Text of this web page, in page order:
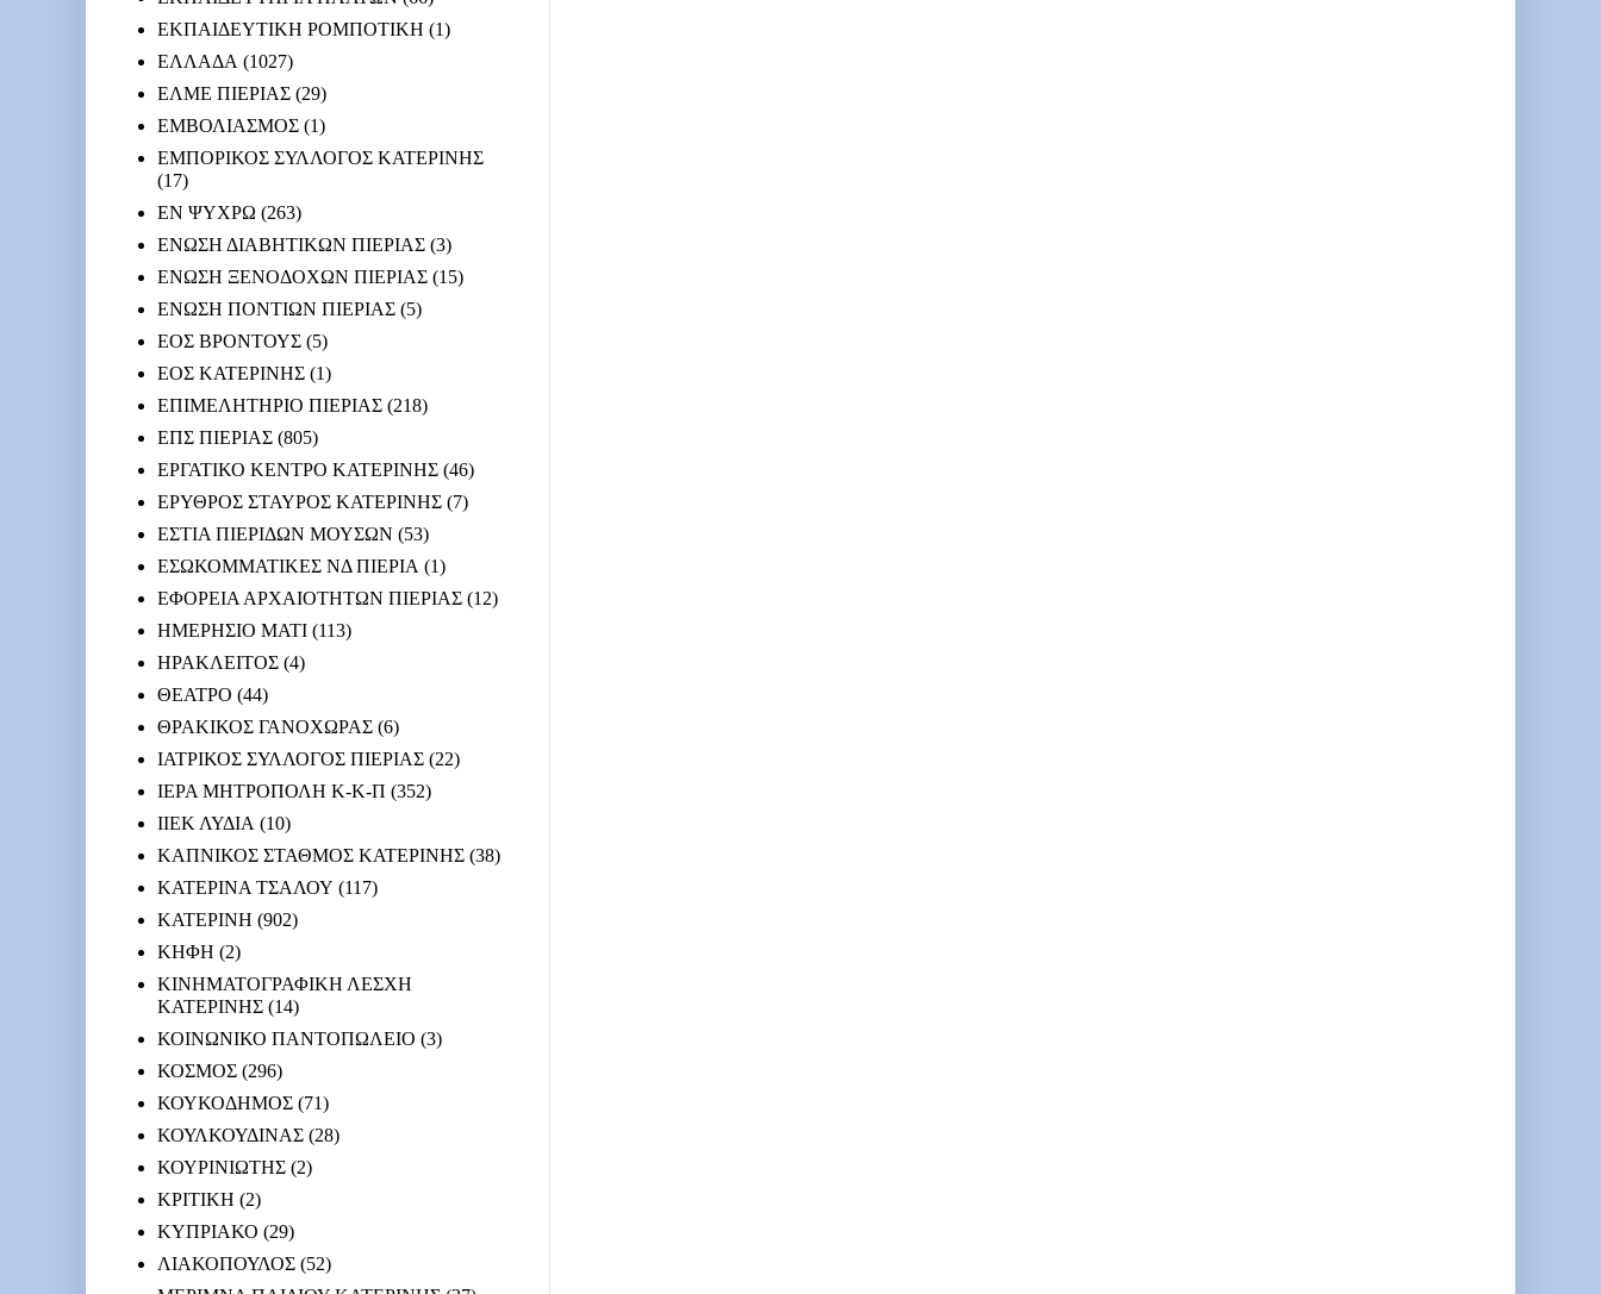
ΕΚΠΑΙΔΕΥΤΙΚΗ ΡΟΜΠΟΤΙΚΗ (1)
ΕΛΛΑΔΑ (1027)
ΕΛΜΕ ΠΙΕΡΙΑΣ (29)
ΕΜΒΟΛΙΑΣΜΟΣ (1)
ΕΜΠΟΡΙΚΟΣ ΣΥΛΛΟΓΟΣ ΚΑΤΕΡΙΝΗΣ
(17)
ΕΝ ΨΥΧΡΩ (263)
ΕΝΩΣΗ ΔΙΑΒΗΤΙΚΩΝ ΠΙΕΡΙΑΣ (3)
ΕΝΩΣΗ ΞΕΝΟΔΟΧΩΝ ΠΙΕΡΙΑΣ (15)
ΕΝΩΣΗ ΠΟΝΤΙΩΝ ΠΙΕΡΙΑΣ (5)
ΕΟΣ ΒΡΟΝΤΟΥΣ (5)
ΕΟΣ ΚΑΤΕΡΙΝΗΣ (1)
ΕΠΙΜΕΛΗΤΗΡΙΟ ΠΙΕΡΙΑΣ (218)
ΕΠΣ ΠΙΕΡΙΑΣ (805)
ΕΡΓΑΤΙΚΟ ΚΕΝΤΡΟ ΚΑΤΕΡΙΝΗΣ (46)
ΕΡΥΘΡΟΣ ΣΤΑΥΡΟΣ ΚΑΤΕΡΙΝΗΣ (7)
ΕΣΤΙΑ ΠΙΕΡΙΔΩΝ ΜΟΥΣΩΝ (53)
ΕΣΩΚΟΜΜΑΤΙΚΕΣ ΝΔ ΠΙΕΡΙΑ (1)
ΕΦΟΡΕΙΑ ΑΡΧΑΙΟΤΗΤΩΝ ΠΙΕΡΙΑΣ (12)
ΗΜΕΡΗΣΙΟ ΜΑΤΙ (113)
ΗΡΑΚΛΕΙΤΟΣ (4)
ΘΕΑΤΡΟ (44)
ΘΡΑΚΙΚΟΣ ΓΑΝΟΧΩΡΑΣ (6)
ΙΑΤΡΙΚΟΣ ΣΥΛΛΟΓΟΣ ΠΙΕΡΙΑΣ (22)
ΙΕΡΑ ΜΗΤΡΟΠΟΛΗ Κ-Κ-Π (352)
ΙΙΕΚ ΛΥΔΙΑ (10)
ΚΑΠΝΙΚΟΣ ΣΤΑΘΜΟΣ ΚΑΤΕΡΙΝΗΣ (38)
ΚΑΤΕΡΙΝΑ ΤΣΑΛΟΥ (117)
ΚΑΤΕΡΙΝΗ (902)
ΚΗΦΗ (2)
ΚΙΝΗΜΑΤΟΓΡΑΦΙΚΗ ΛΕΣΧΗ
ΚΑΤΕΡΙΝΗΣ (14)
ΚΟΙΝΩΝΙΚΟ ΠΑΝΤΟΠΩΛΕΙΟ (3)
ΚΟΣΜΟΣ (296)
ΚΟΥΚΟΔΗΜΟΣ (71)
ΚΟΥΛΚΟΥΔΙΝΑΣ (28)
ΚΟΥΡΙΝΙΩΤΗΣ (2)
ΚΡΙΤΙΚΗ (2)
ΚΥΠΡΙΑΚΟ (29)
ΛΙΑΚΟΠΟΥΛΟΣ (52)